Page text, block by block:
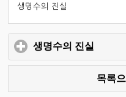
생명수의 진실
생명수의 진실
목록